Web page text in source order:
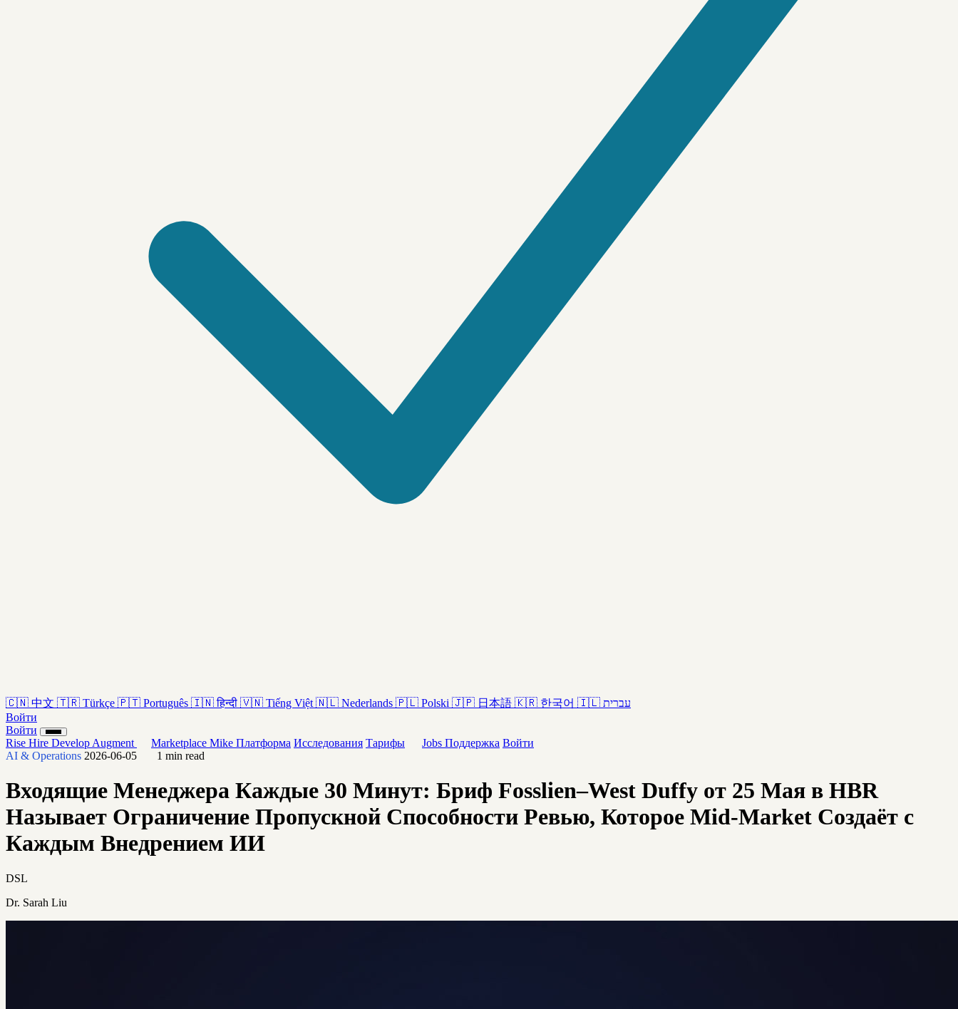
🇨🇳 中文 🇹🇷 Türkçe 🇵🇹 Português 🇮🇳 हिन्दी 🇻🇳 Tiếng Việt 🇳🇱 Nederlands 🇵🇱 Polski 🇯🇵 日本語 🇰🇷 한국어 🇮🇱 עברית
Войти
Войти
Rise Hire Develop Augment Marketplace Mike Платформа Исследования Тарифы Jobs Поддержка Войти
AI & Operations 2026-06-05 1 min read
Входящие Менеджера Каждые 30 Минут: Бриф Fosslien–West Duffy от 25 Мая в HBR
Называет Ограничение Пропускной Способности Ревью, Которое Mid-Market Создаёт с
Каждым Внедрением ИИ
DSL
Dr. Sarah Liu